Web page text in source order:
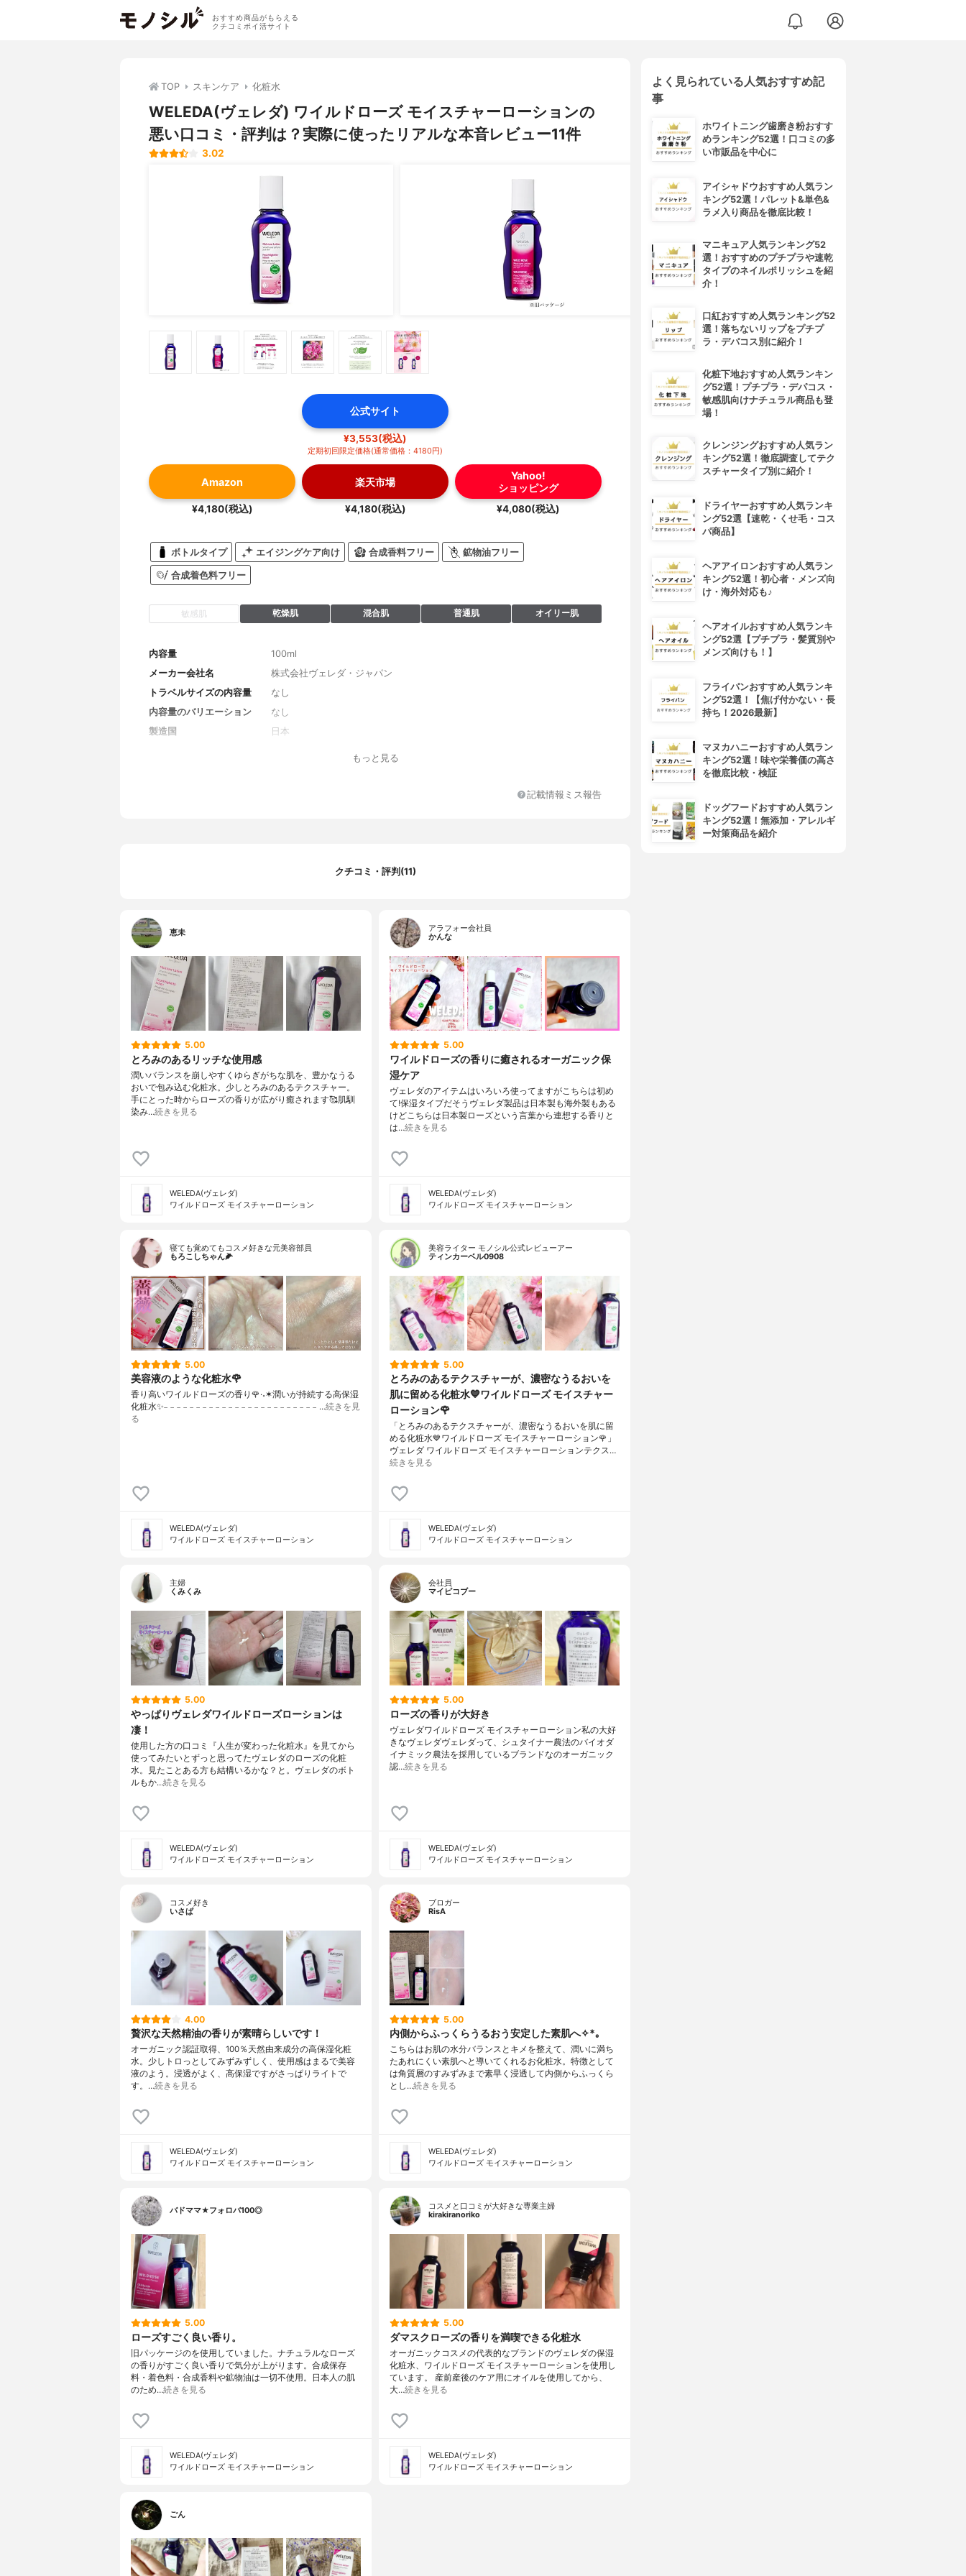
おすすめ商品がもらえる
クチコミポイ活サイト
TOP スキンケア 化粧水
WELEDA(ヴェレダ) ワイルドローズ モイスチャーローションの
悪い口コミ・評判は？実際に使ったリアルな本音レビュー11件
3.02
公式サイト
¥3,553(税込)
定期初回限定価格(通常価格：4180円)
Amazon
¥4,180(税込)
楽天市場
¥4,180(税込)
Yahoo!
ショッピング
¥4,080(税込)
ボトルタイプ エイジングケア向け 合成香料フリー 鉱物油フリー
合成着色料フリー
敏感肌 乾燥肌 混合肌 普通肌 オイリー肌
内容量
100ml
メーカー会社名
株式会社ヴェレダ・ジャパン
トラベルサイズの内容量
なし
内容量のバリエーション
なし
製造国
日本
みずみずしいローズの香り
もっと見る
記載情報ミス報告
クチコミ・評判(11)
恵未
5.00
とろみのあるリッチな使用感
潤いバランスを崩しやすくゆらぎがちな肌を、豊かなうる
おいで包み込む化粧水。少しとろみのあるテクスチャー。
手にとった時からローズの香りが広がり癒されます🥰肌馴
染み…続きを見る
WELEDA(ヴェレダ)
ワイルドローズ モイスチャーローション
アラフォー会社員
かんな
5.00
ワイルドローズの香りに癒されるオーガニック保
湿ケア
ヴェレダのアイテムはいろいろ使ってますがこちらは初め
て!保湿タイプだそうヴェレダ製品は日本製も海外製もある
けどこちらは日本製ローズという言葉から連想する香りと
は…続きを見る
WELEDA(ヴェレダ)
ワイルドローズ モイスチャーローション
寝ても覚めてもコスメ好きな元美容部員
もろこしちゃん🌽
5.00
美容液のような化粧水🌹
香り高いワイルドローズの香り🌹·˖✶潤いが持続する高保湿
化粧水✨𓐄 𓐄 𓐄 𓐄 𓐄 𓐄 𓐄 𓐄 𓐄 𓐄 𓐄 𓐄 𓐄 𓐄 𓐄 𓐄 𓐄 𓐄 𓐄 𓐄 𓐄 𓐄 𓐄 𓐄 …続きを見
る
WELEDA(ヴェレダ)
ワイルドローズ モイスチャーローション
美容ライター モノシル公式レビューアー
ティンカーベル0908
5.00
とろみのあるテクスチャーが、濃密なうるおいを
肌に留める化粧水💙ワイルドローズ モイスチャー
ローション🌹
「とろみのあるテクスチャーが、濃密なうるおいを肌に留
める化粧水💙ワイルドローズ モイスチャーローション🌹」
ヴェレダ ワイルドローズ モイスチャーローションテクス…
続きを見る
WELEDA(ヴェレダ)
ワイルドローズ モイスチャーローション
主婦
くみくみ
5.00
やっぱりヴェレダワイルドローズローションは
凄！
使用した方の口コミ『人生が変わった化粧水』を見てから
使ってみたいとずっと思ってたヴェレダのローズの化粧
水。見たことある方も結構いるかな？と。ヴェレダのボト
ルもか…続きを見る
WELEDA(ヴェレダ)
ワイルドローズ モイスチャーローション
会社員
マイピコブー
5.00
ローズの香りが大好き
ヴェレダワイルドローズ モイスチャーローション私の大好
きなヴェレダヴェレダって、シュタイナー農法のバイオダ
イナミック農法を採用しているブランドなのオーガニック
認…続きを見る
WELEDA(ヴェレダ)
ワイルドローズ モイスチャーローション
コスメ好き
いさぱ
4.00
贅沢な天然精油の香りが素晴らしいです！
オーガニック認証取得、100％天然由来成分の高保湿化粧
水。少しトロっとしてみずみずしく、使用感はまるで美容
液のよう。浸透がよく、高保湿ですがさっぱりライトで
す。…続きを見る
WELEDA(ヴェレダ)
ワイルドローズ モイスチャーローション
ブロガー
RisA
5.00
内側からふっくらうるおう安定した素肌へ✧*｡
こちらはお肌の水分バランスとキメを整えて、潤いに満ち
たあれにくい素肌へと導いてくれるお化粧水。特徴として
は角質層のすみずみまで素早く浸透して内側からふっくら
とし…続きを見る
WELEDA(ヴェレダ)
ワイルドローズ モイスチャーローション
バドママ★フォロバ100◎
5.00
ローズすごく良い香り。
旧パッケージのを使用していました。ナチュラルなローズ
の香りがすごく良い香りで気分が上がります。合成保存
料・着色料・合成香料や鉱物油は一切不使用。日本人の肌
のため…続きを見る
WELEDA(ヴェレダ)
ワイルドローズ モイスチャーローション
コスメと口コミが大好きな専業主婦
kirakiranoriko
5.00
ダマスクローズの香りを満喫できる化粧水
オーガニックコスメの代表的なブランドのヴェレダの保湿
化粧水、ワイルドローズ モイスチャーローションを使用し
ています。 産前産後のケア用にオイルを使用してから、
大…続きを見る
WELEDA(ヴェレダ)
ワイルドローズ モイスチャーローション
ごん
よく見られている人気おすすめ記
事
ホワイトニング歯磨き粉おすす
めランキング52選！口コミの多
い市販品を中心に
アイシャドウおすすめ人気ラン
キング52選！パレット&単色&
ラメ入り商品を徹底比較！
マニキュア人気ランキング52
選！おすすめのプチプラや速乾
タイプのネイルポリッシュを紹
介！
口紅おすすめ人気ランキング52
選！落ちないリップをプチプ
ラ・デパコス別に紹介！
化粧下地おすすめ人気ランキン
グ52選！プチプラ・デパコス・
敏感肌向けナチュラル商品も登
場！
クレンジングおすすめ人気ラン
キング52選！徹底調査してテク
スチャータイプ別に紹介！
ドライヤーおすすめ人気ランキ
ング52選【速乾・くせ毛・コス
パ商品】
ヘアアイロンおすすめ人気ラン
キング52選！初心者・メンズ向
け・海外対応も♪
ヘアオイルおすすめ人気ランキ
ング52選【プチプラ・髪質別や
メンズ向けも！】
フライパンおすすめ人気ランキ
ング52選！【焦げ付かない・長
持ち！2026最新】
マヌカハニーおすすめ人気ラン
キング52選！味や栄養価の高さ
を徹底比較・検証
ドッグフードおすすめ人気ラン
キング52選！無添加・アレルギ
ー対策商品を紹介